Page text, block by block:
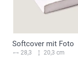
Softcover mit Foto
28,3 20,3 cm